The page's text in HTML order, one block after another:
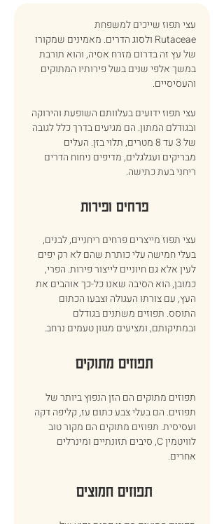
עצי תפוז שייכים למשפחת
Rutaceae ולסוג הדרים. מאמינים שמקורו
של עץ זה בדרום מזרח אסיה, והוא תורבת
במשך אלפי שנים בשל פירותיו המתוקים
והעסיסיים.
עצי תפוז ידועים בעלוותם השופעת והירוקה
ובגודלם המתון. הם מגיעים בדרך כלל לגובה
של 3 עד 8 מטרים, תלוי בזן. העלים
מבריקים ועגלגלים, מדיפים ניחוח הדרים
ריחני בעת כתישה.
פרחים ופירות
עצי תפוז מייצרים פרחים ריחניים, לבנים,
בעלי חמישה עלי כותרת שהם לא רק יפים
לעין אלא גם חיוניים לייצור פירות. הפרי,
כמובן, הוא הסיבה שאנו כל-כך אוהבים את
העץ, עם צורתו העגולה וצבעו הכתום
התוסס. תפוזים משתנים בגודלם
ובמתיקותם, ומציעים מגוון טעמים נרחב.
תפוזים מתוקים
תפוזים מתוקים הם הזן הנפוץ ביותר של
תפוזים. הם בעלי צבע כתום עז, קליפה דקה
ועסיסית. תפוזים מתוקים הם מקור טוב
לוויטמין C, סיבים תזונתיים ומינרלים
אחרים.
תפוזים חמוצים